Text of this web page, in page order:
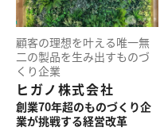
顧客の理想を叶える唯一無
二の製品を生み出すものづ
くり企業
ヒガノ株式会社
創業70年超のものづくり企
業が挑戦する経営改革